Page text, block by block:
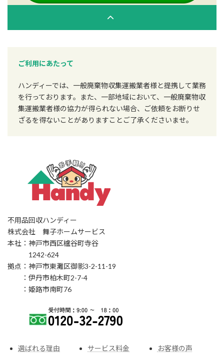
ご利用にあたって
ハンディーでは、一般廃棄物収集運搬業者様と提携して業務
を行っております。また、一部地域において、一般廃棄物収
集運搬業者様の協力が得られない場合、ご依頼をお断りせ
ざるを得ないことがありますことご了承くださいませ。
不用品回収ハンディー
株式会社 舞子ホームサービス
本社：神戸市西区櫨谷町寺谷
1242-624
拠点：神戸市東灘区御影3-2-11-19
：伊丹市柏木町2-7-4
：姫路市南町76
選ばれる理由
サービス料金
お客様の声